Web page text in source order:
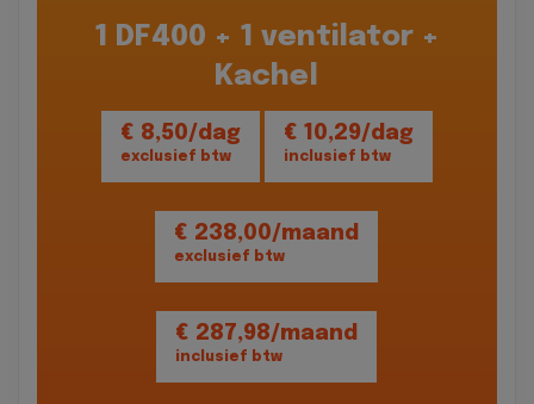
1 DF400 + 1 ventilator +
Kachel
€ 8,50/dag
exclusief btw
€ 10,29/dag
inclusief btw
€ 238,00/maand
exclusief btw
€ 287,98/maand
inclusief btw